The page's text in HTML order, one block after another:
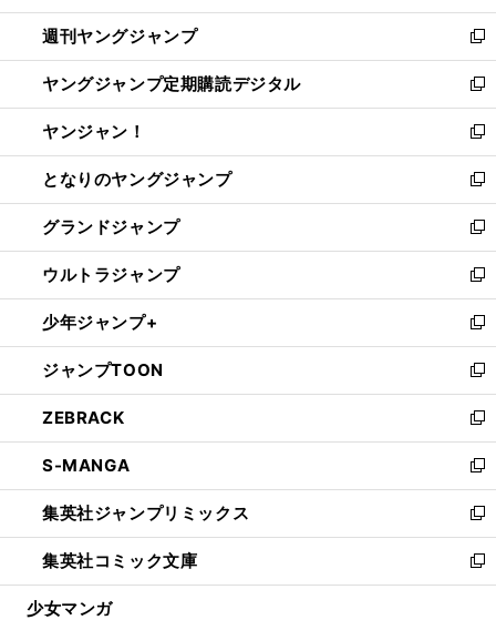
開
く
ウ
で
開
く
ン
ド
ウ
で
開
く
ウ
ィ
ン
ド
ウ
で
開
く
週刊ヤングジャンプ
新
し
い
ウ
ィ
ン
ド
ウ
で
開
く
ヤングジャンプ定期購読デジタル
新
し
い
ウ
ィ
ン
ド
ウ
で
開
く
ヤンジャン！
新
し
い
ウ
ィ
ン
ド
ウ
で
開
く
となりのヤングジャンプ
新
し
い
ウ
ィ
ン
ド
ウ
で
開
く
グランドジャンプ
新
し
い
ウ
ィ
ン
ド
ウ
で
開
く
ウルトラジャンプ
新
し
い
ウ
ィ
ン
ド
ウ
で
開
く
少年ジャンプ+
新
し
い
ウ
ィ
ン
ド
ウ
で
開
く
ジャンプTOON
新
し
い
ウ
ィ
ン
ド
ウ
で
開
ZEBRACK
新
し
い
ウ
ィ
ン
ド
ウ
S-MANGA
新
し
い
ウ
ィ
ン
集英社ジャンプリミックス
新
し
い
ウ
集英社コミック文庫
新
し
少女マンガ